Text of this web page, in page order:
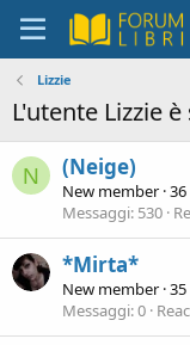
Lizzie
L'utente Lizzie
N (Neige)
New member ·36
Messaggi 530
*Mirta*
New member ·35
Messaggi 0